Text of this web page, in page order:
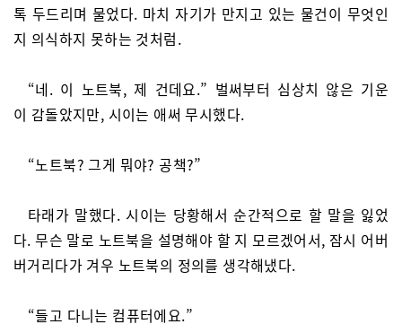
톡 두드리며 물었다. 마치 자기가 만지고 있는 물건이 무엇인
지 의식하지 못하는 것처럼.
“네. 이 노트북, 제 건데요.” 벌써부터 심상치 않은 기운
이 감돌았지만, 시이는 애써 무시했다.
“노트북? 그게 뭐야? 공책?”
타래가 말했다. 시이는 당황해서 순간적으로 할 말을 잃었
다. 무슨 말로 노트북을 설명해야 할 지 모르겠어서, 잠시 어버
버거리다가 겨우 노트북의 정의를 생각해냈다.
“들고 다니는 컴퓨터에요.”